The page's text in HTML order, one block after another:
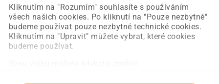
Kliknutím na "Rozumím" souhlasíte s používáním
všech našich cookies. Po kliknutí na "Pouze nezbytné"
budeme používat pouze nezbytné technické cookies.
Kliknutím na "Upravit" můžete vybrat, které cookies
budeme používat.
Obnovit stránku Úvodní strana